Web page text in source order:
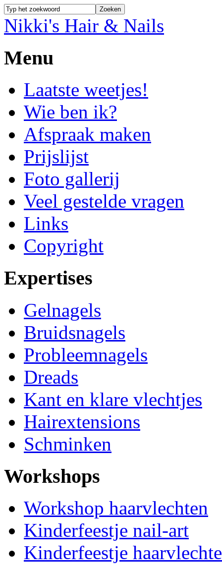
Nikki's Hair & Nails
Menu
Laatste weetjes!
Wie ben ik?
Afspraak maken
Prijslijst
Foto gallerij
Veel gestelde vragen
Links
Copyright
Expertises
Gelnagels
Bruidsnagels
Probleemnagels
Dreads
Kant en klare vlechtjes
Hairextensions
Schminken
Workshops
Workshop haarvlechten
Kinderfeestje nail-art
Kinderfeestje